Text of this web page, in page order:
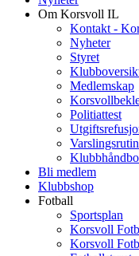
Om Korsvoll IL
Kontakt -
Nyheter
Styret
Medlemskap
Politiattest
Bli medlem
Klubbshop
Fotball
Sportsplan
Korsvoll
Korsvoll